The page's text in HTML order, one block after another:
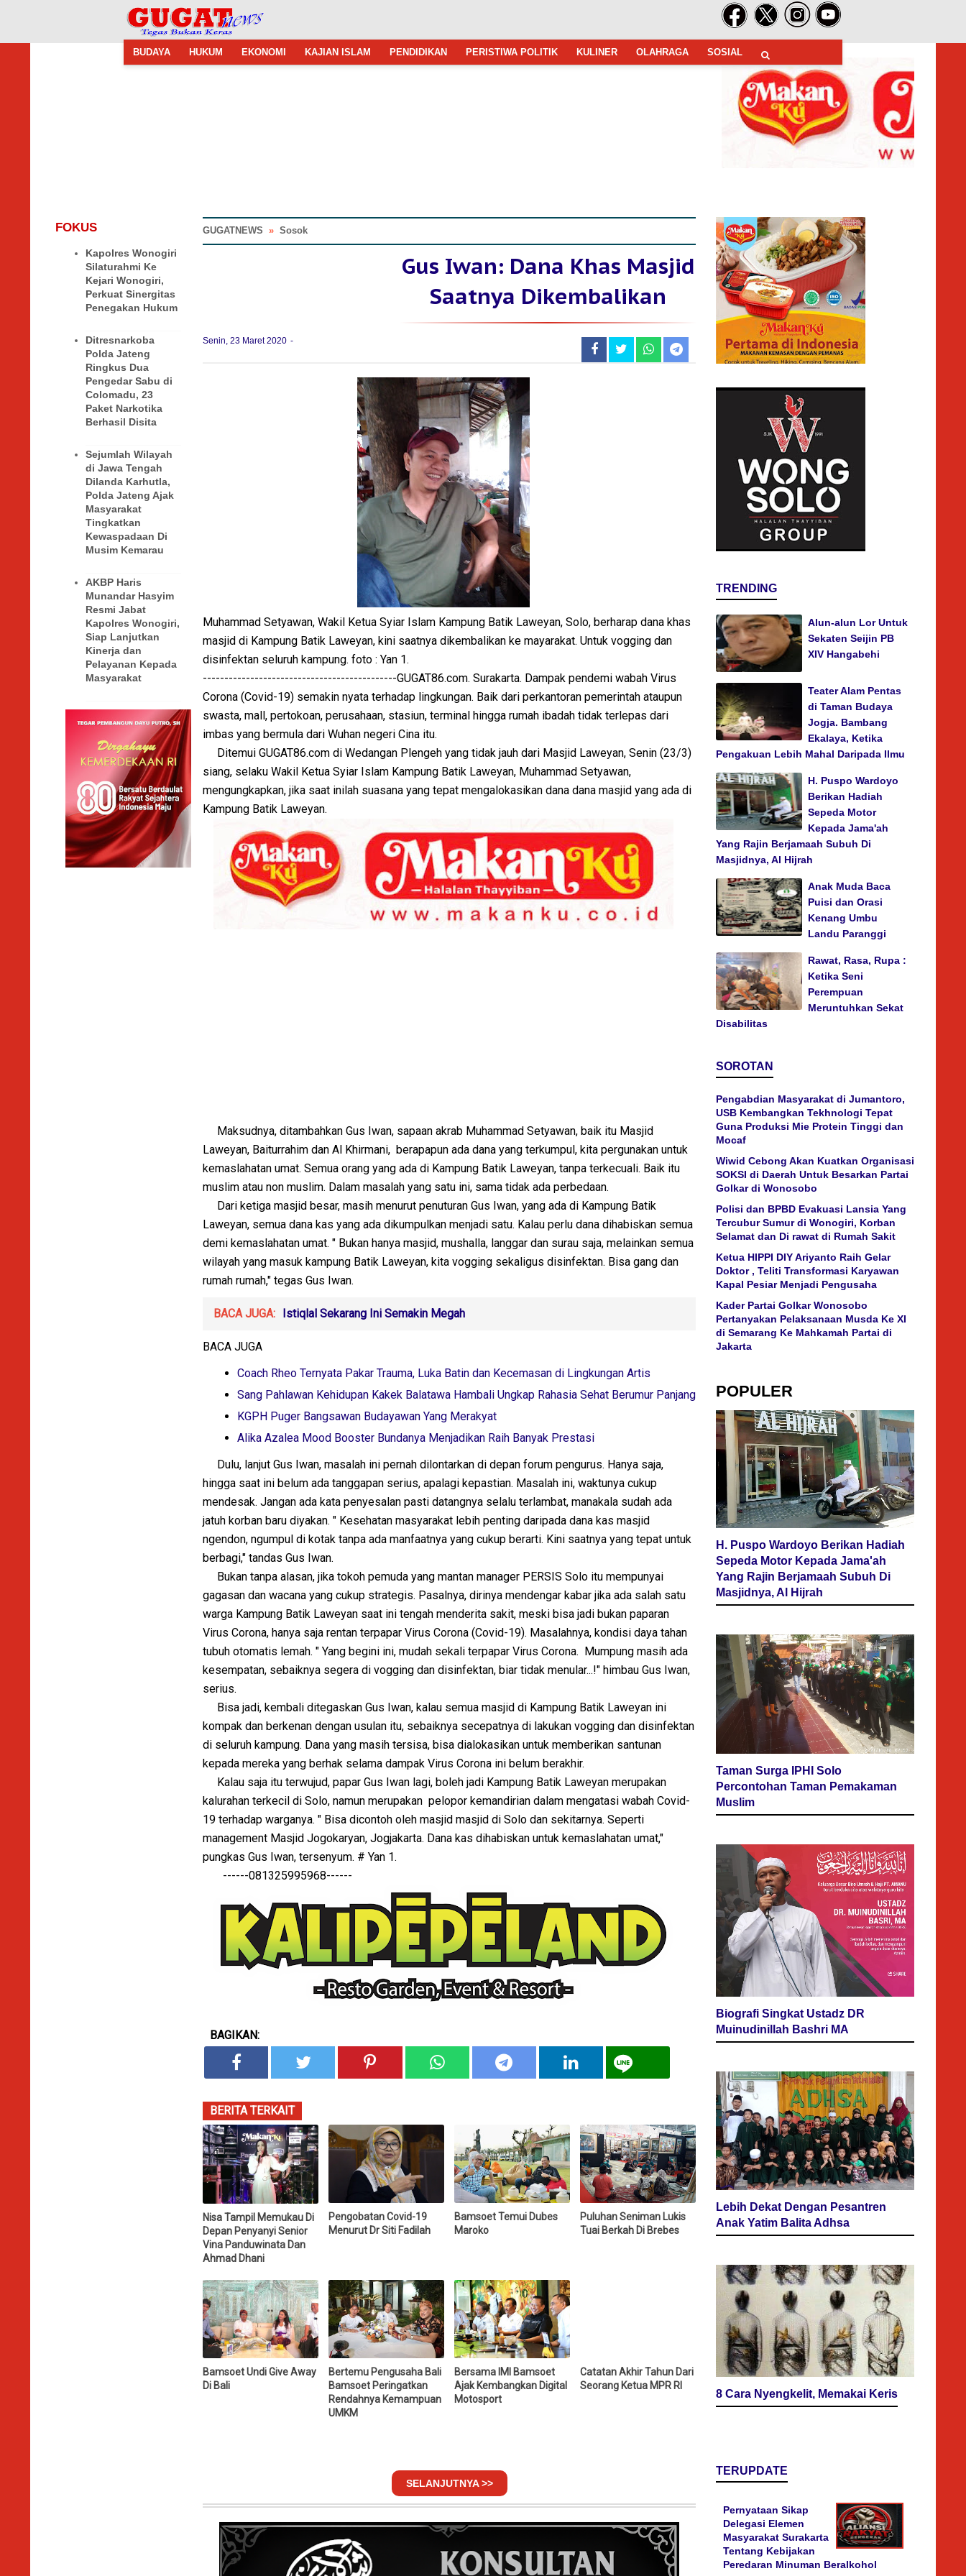
BUDAYA HUKUM EKONOMI KAJIAN ISLAM PENDIDIKAN PERISTIWA POLITIK KULINER OLAHRAGA SOSIAL
FOKUS
Kapolres Wonogiri
Silaturahmi Ke
Kejari Wonogiri,
Perkuat Sinergitas
Penegakan Hukum
Ditresnarkoba
Polda Jateng
Ringkus Dua
Pengedar Sabu di
Colomadu, 23
Paket Narkotika
Berhasil Disita
Sejumlah Wilayah
di Jawa Tengah
Dilanda Karhutla,
Polda Jateng Ajak
Masyarakat
Tingkatkan
Kewaspadaan Di
Musim Kemarau
AKBP Haris
Munandar Hasyim
Resmi Jabat
Kapolres Wonogiri,
Siap Lanjutkan
Kinerja dan
Pelayanan Kepada
Masyarakat
GUGATNEWS » Sosok
Gus Iwan: Dana Khas Masjid
Saatnya Dikembalikan
Senin, 23 Maret 2020
Muhammad Setyawan, Wakil Ketua Syiar Islam Kampung Batik Laweyan, Solo, berharap dana khas
masjid di Kampung Batik Laweyan, kini saatnya dikembalikan ke mayarakat. Untuk vogging dan
disinfektan seluruh kampung. foto : Yan 1.
---------------------------------------------GUGAT86.com. Surakarta. Dampak pendemi wabah Virus
Corona (Covid-19) semakin nyata terhadap lingkungan. Baik dari perkantoran pemerintah ataupun
swasta, mall, pertokoan, perusahaan, stasiun, terminal hingga rumah ibadah tidak terlepas dari
imbas yang bermula dari Wuhan negeri Cina itu.
Ditemui GUGAT86.com di Wedangan Plengeh yang tidak jauh dari Masjid Laweyan, Senin (23/3)
siang, selaku Wakil Ketua Syiar Islam Kampung Batik Laweyan, Muhammad Setyawan,
mengungkapkan, jika saat inilah suasana yang tepat mengalokasikan dana dana masjid yang ada di
Kampung Batik Laweyan.
Maksudnya, ditambahkan Gus Iwan, sapaan akrab Muhammad Setyawan, baik itu Masjid
Laweyan, Baiturrahim dan Al Khirmani, berapapun ada dana yang terkumpul, kita pergunakan untuk
kemaslahatan umat. Semua orang yang ada di Kampung Batik Laweyan, tanpa terkecuali. Baik itu
muslim atau non muslim. Dalam masalah yang satu ini, sama tidak ada perbedaan.
Dari ketiga masjid besar, masih menurut penuturan Gus Iwan, yang ada di Kampung Batik
Laweyan, semua dana kas yang ada dikumpulkan menjadi satu. Kalau perlu dana dihabiskan semua
demi kemaslahatan umat. " Bukan hanya masjid, mushalla, langgar dan surau saja, melainkan semua
wilayah yang masuk kampung Batik Laweyan, kita vogging sekaligus disinfektan. Bisa gang dan
rumah rumah," tegas Gus Iwan.
BACA JUGA: Istiqlal Sekarang Ini Semakin Megah
BACA JUGA
Coach Rheo Ternyata Pakar Trauma, Luka Batin dan Kecemasan di Lingkungan Artis
Sang Pahlawan Kehidupan Kakek Balatawa Hambali Ungkap Rahasia Sehat Berumur Panjang
KGPH Puger Bangsawan Budayawan Yang Merakyat
Alika Azalea Mood Booster Bundanya Menjadikan Raih Banyak Prestasi
Dulu, lanjut Gus Iwan, masalah ini pernah dilontarkan di depan forum pengurus. Hanya saja,
hingga saat ini belum ada tanggapan serius, apalagi kepastian. Masalah ini, waktunya cukup
mendesak. Jangan ada kata penyesalan pasti datangnya selalu terlambat, manakala sudah ada
jatuh korban baru diyakan. " Kesehatan masyarakat lebih penting daripada dana kas masjid
ngendon, ngumpul di kotak tanpa ada manfaatnya yang cukup berarti. Kini saatnya yang tepat untuk
berbagi," tandas Gus Iwan.
Bukan tanpa alasan, jika tokoh pemuda yang mantan manager PERSIS Solo itu mempunyai
gagasan dan wacana yang cukup strategis. Pasalnya, dirinya mendengar kabar jika ada salah satu
warga Kampung Batik Laweyan saat ini tengah menderita sakit, meski bisa jadi bukan paparan
Virus Corona, hanya saja rentan terpapar Virus Corona (Covid-19). Masalahnya, kondisi daya tahan
tubuh otomatis lemah. " Yang begini ini, mudah sekali terpapar Virus Corona. Mumpung masih ada
kesempatan, sebaiknya segera di vogging dan disinfektan, biar tidak menular...!" himbau Gus Iwan,
serius.
Bisa jadi, kembali ditegaskan Gus Iwan, kalau semua masjid di Kampung Batik Laweyan ini
kompak dan berkenan dengan usulan itu, sebaiknya secepatnya di lakukan vogging dan disinfektan
di seluruh kampung. Dana yang masih tersisa, bisa dialokasikan untuk memberikan santunan
kepada mereka yang berhak selama dampak Virus Corona ini belum berakhir.
Kalau saja itu terwujud, papar Gus Iwan lagi, boleh jadi Kampung Batik Laweyan merupakan
kalurahan terkecil di Solo, namun merupakan pelopor kemandirian dalam mengatasi wabah Covid-
19 terhadap warganya. " Bisa dicontoh oleh masjid masjid di Solo dan sekitarnya. Seperti
management Masjid Jogokaryan, Jogjakarta. Dana kas dihabiskan untuk kemaslahatan umat,"
pungkas Gus Iwan, tersenyum. # Yan 1.
------081325995968------
BAGIKAN:
BERITA TERKAIT
Nisa Tampil Memukau Di
Depan Penyanyi Senior
Vina Panduwinata Dan
Ahmad Dhani
Pengobatan Covid-19
Menurut Dr Siti Fadilah
Bamsoet Temui Dubes
Maroko
Puluhan Seniman Lukis
Tuai Berkah Di Brebes
Bamsoet Undi Give Away
Di Bali
Bertemu Pengusaha Bali
Bamsoet Peringatkan
Rendahnya Kemampuan
UMKM
Bersama IMI Bamsoet
Ajak Kembangkan Digital
Motosport
Catatan Akhir Tahun Dari
Seorang Ketua MPR RI
SELANJUTNYA >>
TRENDING
Alun-alun Lor Untuk
Sekaten Seijin PB
XIV Hangabehi
Teater Alam Pentas
di Taman Budaya
Jogja. Bambang
Ekalaya, Ketika
Pengakuan Lebih Mahal Daripada Ilmu
H. Puspo Wardoyo
Berikan Hadiah
Sepeda Motor
Kepada Jama'ah
Yang Rajin Berjamaah Subuh Di
Masjidnya, Al Hijrah
Anak Muda Baca
Puisi dan Orasi
Kenang Umbu
Landu Paranggi
Rawat, Rasa, Rupa :
Ketika Seni
Perempuan
Meruntuhkan Sekat
Disabilitas
SOROTAN
Pengabdian Masyarakat di Jumantoro,
USB Kembangkan Tekhnologi Tepat
Guna Produksi Mie Protein Tinggi dan
Mocaf
Wiwid Cebong Akan Kuatkan Organisasi
SOKSI di Daerah Untuk Besarkan Partai
Golkar di Wonosobo
Polisi dan BPBD Evakuasi Lansia Yang
Tercubur Sumur di Wonogiri, Korban
Selamat dan Di rawat di Rumah Sakit
Ketua HIPPI DIY Ariyanto Raih Gelar
Doktor , Teliti Transformasi Karyawan
Kapal Pesiar Menjadi Pengusaha
Kader Partai Golkar Wonosobo
Pertanyakan Pelaksanaan Musda Ke XI
di Semarang Ke Mahkamah Partai di
Jakarta
POPULER
H. Puspo Wardoyo Berikan Hadiah
Sepeda Motor Kepada Jama'ah
Yang Rajin Berjamaah Subuh Di
Masjidnya, Al Hijrah
Taman Surga IPHI Solo
Percontohan Taman Pemakaman
Muslim
Biografi Singkat Ustadz DR
Muinudinillah Bashri MA
Lebih Dekat Dengan Pesantren
Anak Yatim Balita Adhsa
8 Cara Nyengkelit, Memakai Keris
TERUPDATE
Pernyataan Sikap
Delegasi Elemen
Masyarakat Surakarta
Tentang Kebijakan
Peredaran Minuman Beralkohol